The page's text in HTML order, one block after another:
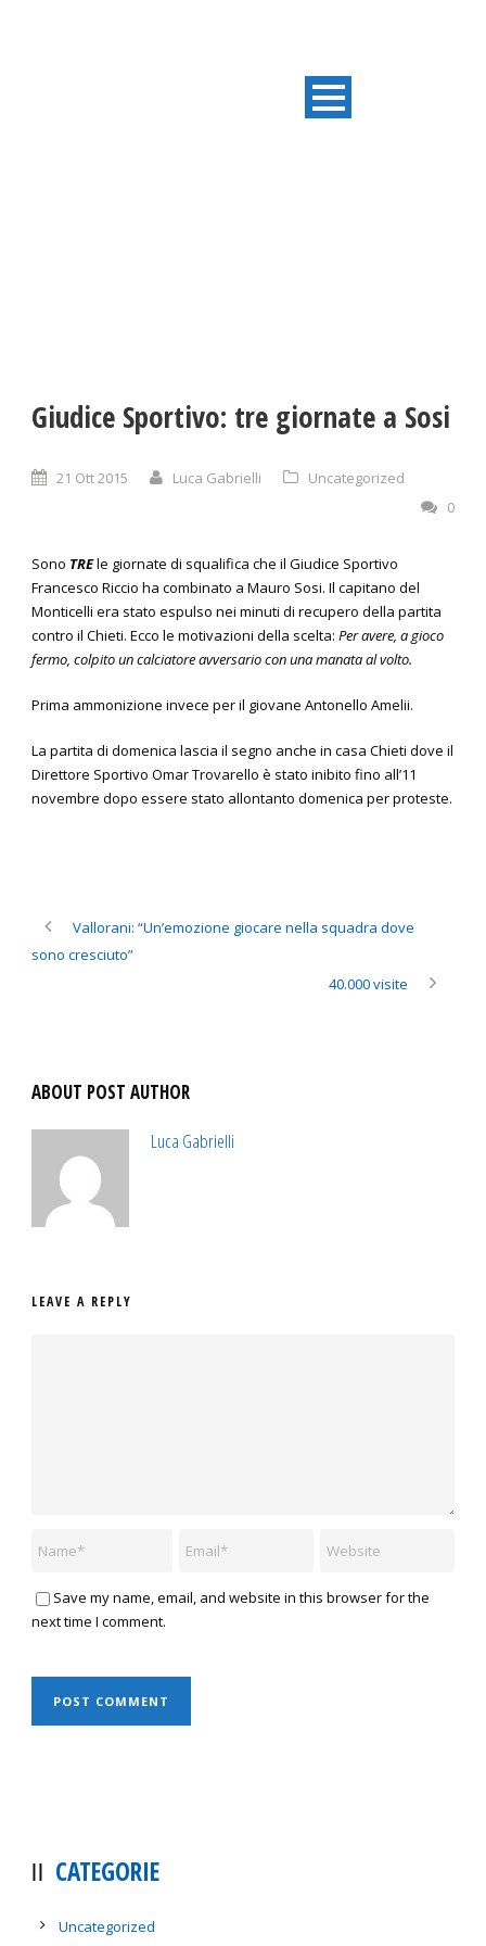
Giudice Sportivo: tre giornate a Sosi
21 Ott 2015 Luca Gabrielli
Uncategorized
0
Sono TREle giornate di squalifica che il Giudice Sportivo
Francesco Riccio ha combinato a Mauro Sosi. Il capitano del
Monticelli era stato espulso nei minuti di recupero della partita
contro il Chieti. Ecco le motivazioni della scelta: Per avere, a gioco
fermo, colpito un calciatore avversario con una manata al volto.
Prima ammonizione invece per il giovane Antonello Amelii.
La partita di domenica lascia il segno anche in casa Chieti dove il
Direttore Sportivo Omar Trovarello è stato inibito fino all’11
novembre dopo essere stato allontanto domenica per proteste.
Vallorani: “Un’emozione giocare nella squadra dove
sono cresciuto”
40.000 visite
ABOUT POST AUTHOR
Luca Gabrielli
LEAVE A REPLY
Save my name, email, and website in this browser for the
next time I comment.
CATEGORIE
Uncategorized